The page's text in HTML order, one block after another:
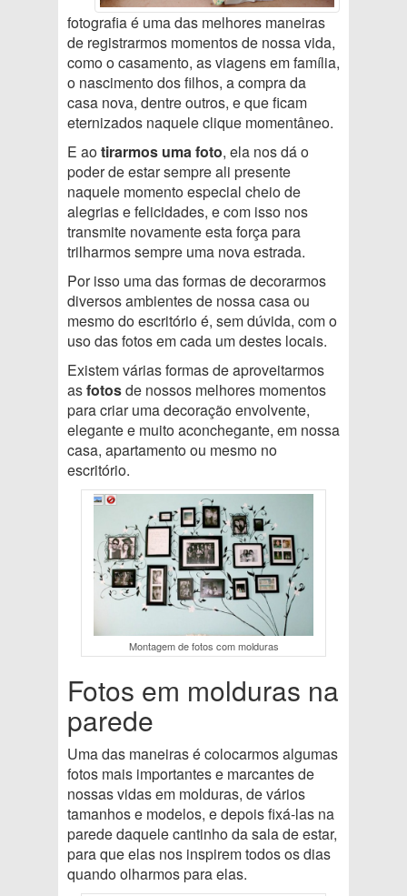
fotografia é uma das melhores maneiras
de registrarmos momentos de nossa vida,
como o casamento, as viagens em família,
o nascimento dos filhos, a compra da
casa nova, dentre outros, e que ficam
eternizados naquele clique momentâneo.
E aotirarmos uma foto, ela nos dá o
poder de estar sempre ali presente
naquele momento especial cheio de
alegrias e felicidades, e com isso nos
transmite novamente esta força para
trilharmos sempre uma nova estrada.
Por isso uma das formas de decorarmos
diversos ambientes de nossa casa ou
mesmo do escritório é, sem dúvida, com o
uso das fotos em cada um destes locais.
Existem várias formas de aproveitarmos
asfotosde nossos melhores momentos
para criar uma decoração envolvente,
elegante e muito aconchegante, em nossa
casa, apartamento ou mesmo no
escritório.
Montagem de fotos com molduras
Fotos em molduras na
parede
Uma das maneiras é colocarmos algumas
fotos mais importantes e marcantes de
nossas vidas em molduras, de vários
tamanhos e modelos, e depois fixá-las na
parede daquele cantinho da sala de estar,
para que elas nos inspirem todos os dias
quando olharmos para elas.